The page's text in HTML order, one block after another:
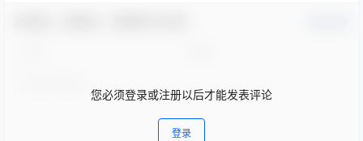
您必须登录或注册以后才能发表评论
登录